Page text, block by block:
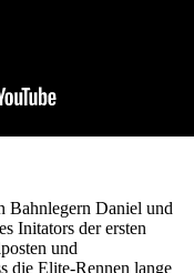
Bahnlegern Daniel und
Initators der ersten
und
die Elite-Rennen lange